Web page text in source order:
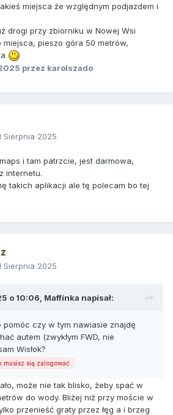
miejsca że względnym podjazdem i
drogi przy zbiorniku w Nowej Wsi
pieszo góra 50 metrów,
przez karolszado
Sierpnia 2025
i tam patrzcie, jest darmowa,
internetu.
takich aplikacji ale tę polecam bo tej
Sierpnia 2025
o 10:06, Maffinka napisał:
pomóc czy w tym nawiasie znajdę
autem (zwykłym FWD, nie
Wisłok?
musisz się zalogować
może nie tak blisko, żeby spać w
do wody. Bliżej niż przy moście w
przenieść graty przez łęg a i brzeg